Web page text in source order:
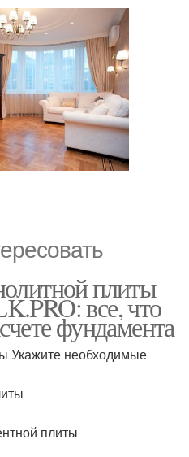
плиты
все, что
фундамента
Укажите необходимые
плиты